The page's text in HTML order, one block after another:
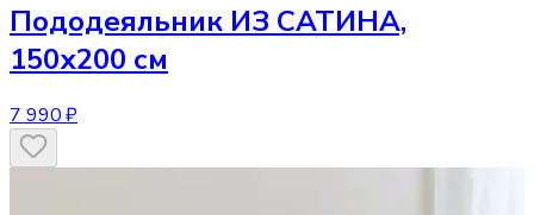
Пододеяльник ИЗ САТИНА,
150х200 см
7 990 ₽